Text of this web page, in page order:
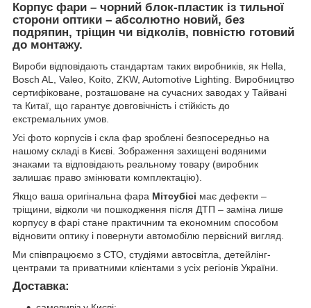
Корпус фари – чорний блок-пластик із тильної
сторони оптики – абсолютно новий, без
подряпин, тріщин чи відколів, повністю готовий
до монтажу.
Вироби відповідають стандартам таких виробників, як Hella,
Bosch AL, Valeo, Koito, ZKW, Automotive Lighting. Виробництво
сертифіковане, розташоване на сучасних заводах у Тайвані
та Китаї, що гарантує довговічність і стійкість до
екстремальних умов.
Усі фото корпусів і скла фар зроблені безпосередньо на
нашому складі в Києві. Зображення захищені водяними
знаками та відповідають реальному товару (виробник
залишає право змінювати комплектацію).
Якщо ваша оригінальна фара Мітсубісі має дефекти –
тріщини, відколи чи пошкодження після ДТП – заміна лише
корпусу в фарі стане практичним та економним способом
відновити оптику і повернути автомобілю первісний вигляд.
Ми співпрацюємо з СТО, студіями автосвітла, детейлінг-
центрами та приватними клієнтами з усіх регіонів України.
Доставка: